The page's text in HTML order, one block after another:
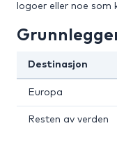
logoer eller noe som
Destinasjon
Europa
Resten av verden